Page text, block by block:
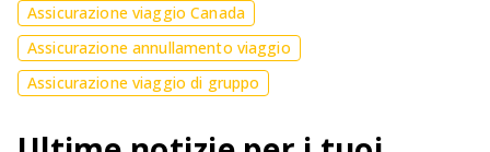
Assicurazione viaggio Canada
Assicurazione annullamento viaggio
Assicurazione viaggio di gruppo